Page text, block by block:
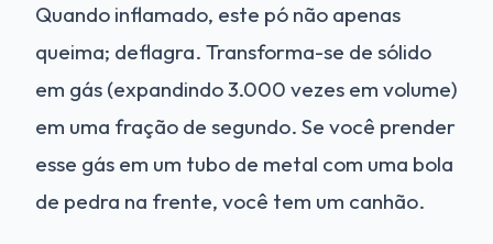
Quando inflamado, este pó não apenas
queima; deflagra. Transforma-se de sólido
em gás (expandindo 3.000 vezes em volume)
em uma fração de segundo. Se você prender
esse gás em um tubo de metal com uma bola
de pedra na frente, você tem um canhão.